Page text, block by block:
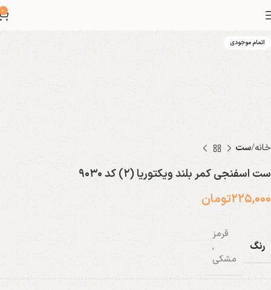
0
اتمام موجودی
خانه ست
ست اسفنجی کمر بلند ویکتوریا (۲) کد ۹۰۳۰
۲۲۵,۰۰۰تومان
رنگ
قرمز
,
مشکی